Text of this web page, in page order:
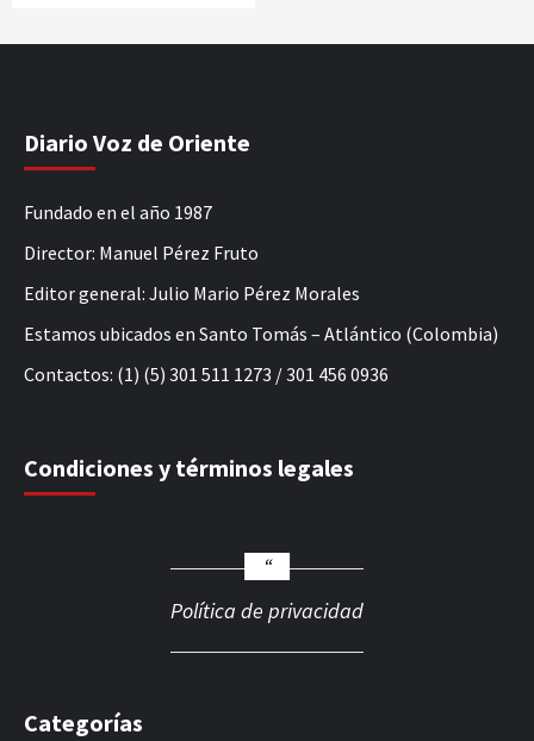
Diario Voz de Oriente
Fundado en el año 1987
Director: Manuel Pérez Fruto
Editor general: Julio Mario Pérez Morales
Estamos ubicados en Santo Tomás – Atlántico (Colombia)
Contactos: (1) (5) 301 511 1273 / 301 456 0936
Condiciones y términos legales
Política de privacidad
Categorías